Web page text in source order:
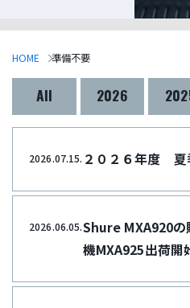
HOME 準備不要
All 2026
2026.07.15. ２０２６年度 夏
2026.06.05.Shure MXA920の
機MXA925出荷開